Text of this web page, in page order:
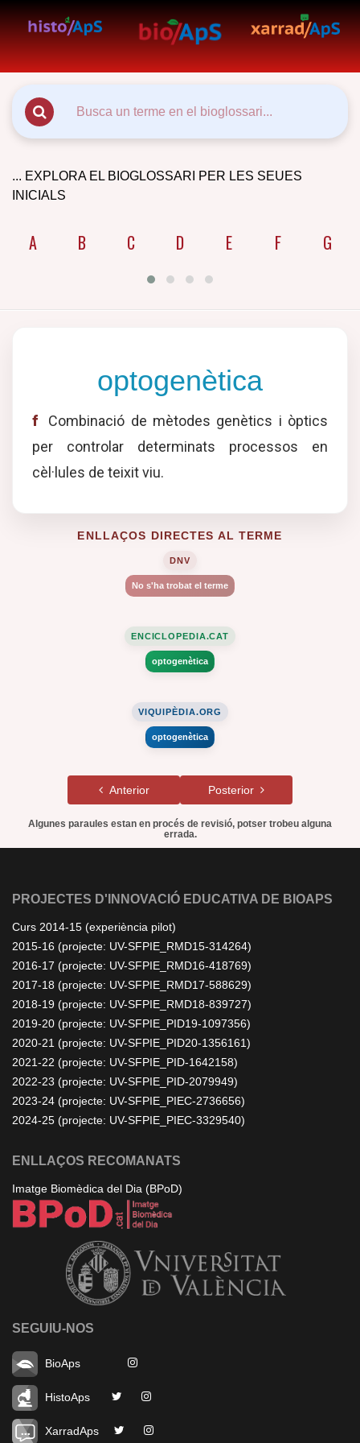
... EXPLORA EL BIOGLOSSARI PER LES SEUES
INICIALS
A B C D E F G
optogenètica
f
Combinació de mètodes genètics i òptics
per controlar determinats processos en
cèl·lules de teixit viu.
ENLLAÇOS DIRECTES AL TERME
DNV
No s'ha trobat el terme
ENCICLOPEDIA.CAT
optogenètica
VIQUIPÈDIA.ORG
optogenètica
Anterior Posterior
Algunes paraules estan en procés de revisió, potser trobeu alguna
errada.
PROJECTES D'INNOVACIÓ EDUCATIVA DE BIOAPS
Curs 2014-15 (experiència pilot)
2015-16 (projecte: UV-SFPIE_RMD15-314264)
2016-17 (projecte: UV-SFPIE_RMD16-418769)
2017-18 (projecte: UV-SFPIE_RMD17-588629)
2018-19 (projecte: UV-SFPIE_RMD18-839727)
2019-20 (projecte: UV-SFPIE_PID19-1097356)
2020-21 (projecte: UV-SFPIE_PID20-1356161)
2021-22 (projecte: UV-SFPIE_PID-1642158)
2022-23 (projecte: UV-SFPIE_PID-2079949)
2023-24 (projecte: UV-SFPIE_PIEC-2736656)
2024-25 (projecte: UV-SFPIE_PIEC-3329540)
ENLLAÇOS RECOMANATS
Imatge Biomèdica del Dia (BPoD)
SEGUIU-NOS
BioAps
HistoAps
XarradAps